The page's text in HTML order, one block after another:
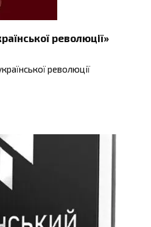
революції»
революції